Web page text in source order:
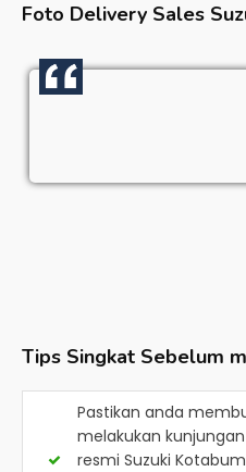
Foto Delivery Sales
Tips Singkat Sebelum
Pastikan anda
melakukan
resmi Suzuki